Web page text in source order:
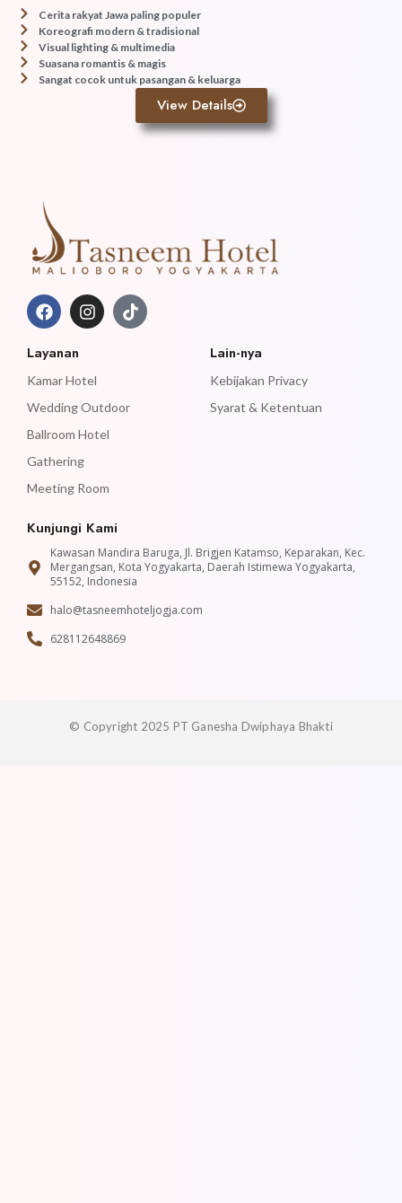
Cerita rakyat Jawa paling populer
Koreografi modern & tradisional
Visual lighting & multimedia
Suasana romantis & magis
Sangat cocok untuk pasangan & keluarga
View Details
Layanan
Kamar Hotel
Wedding Outdoor
Ballroom Hotel
Gathering
Meeting Room
Lain-nya
Kebijakan Privacy
Syarat & Ketentuan
Kunjungi Kami
Kawasan Mandira Baruga, Jl. Brigjen Katamso, Keparakan, Kec.
Mergangsan, Kota Yogyakarta, Daerah Istimewa Yogyakarta,
55152, Indonesia
halo@tasneemhoteljogja.com
628112648869
© Copyright 2025 PT Ganesha Dwiphaya Bhakti